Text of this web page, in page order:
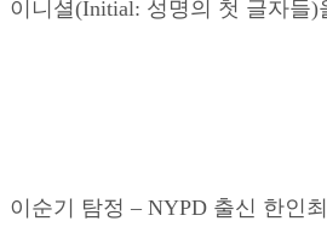
이니셜(Initial: 성명의 첫 글자들)
이순기 탐정 – NYPD 출신 한인